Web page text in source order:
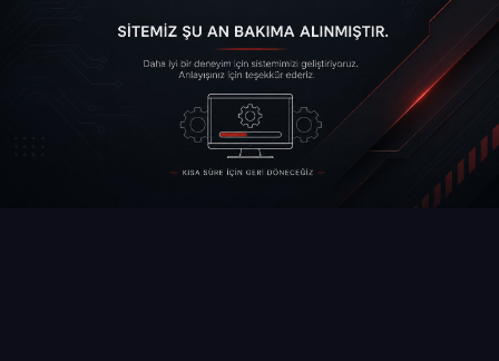
Web Sitemiz
Bakımdadır
Kısa süre içinde tekrar hizmet